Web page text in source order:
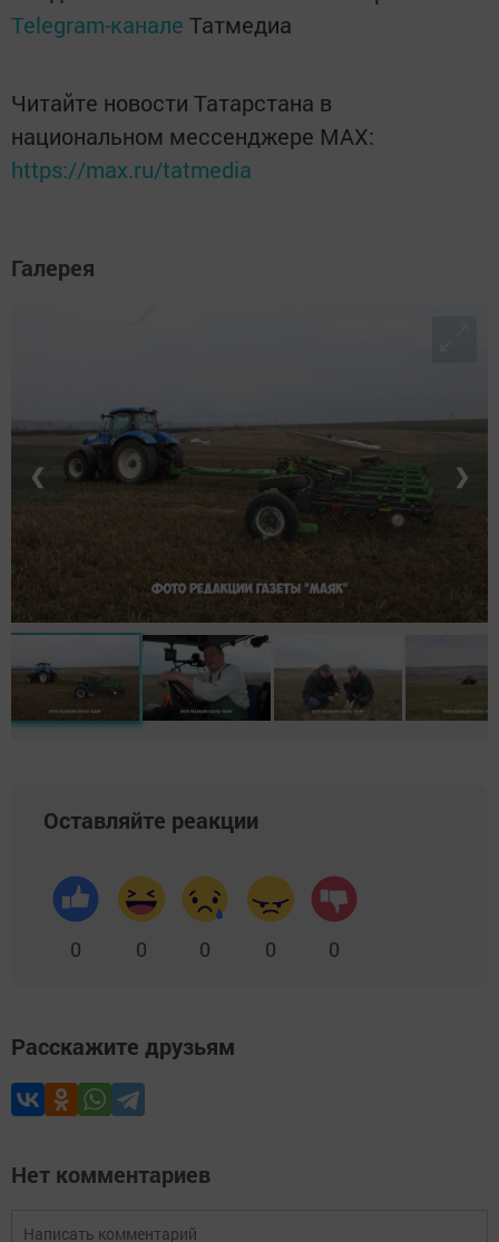
Telegram-канале Татмедиа
Читайте новости Татарстана в
национальном мессенджере MАХ:
https://max.ru/tatmedia
Галерея
❮ ❯
Оставляйте реакции
0 0 0 0 0
Расскажите друзьям
Нет комментариев